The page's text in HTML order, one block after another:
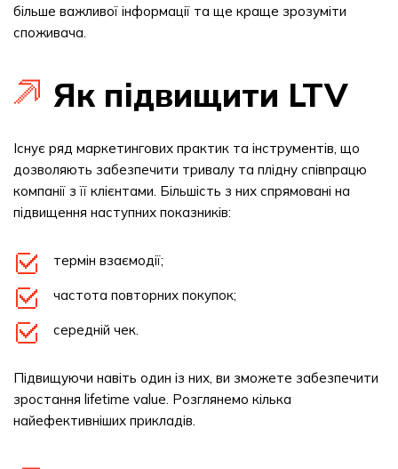
більше важливої інформації та ще краще зрозуміти
споживача.
Як підвищити LTV
Існує ряд маркетингових практик та інструментів, що
дозволяють забезпечити тривалу та плідну співпрацю
компанії з її клієнтами. Більшість з них спрямовані на
підвищення наступних показників:
термін взаємодії;
частота повторних покупок;
середній чек.
Підвищуючи навіть один із них, ви зможете забезпечити
зростання lifetime value. Розглянемо кілька
найефективніших прикладів.